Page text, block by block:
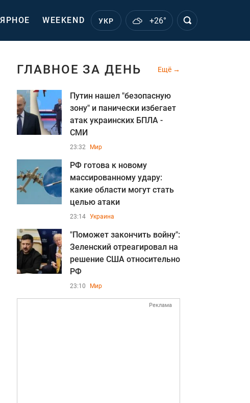
WEEKEND УКР +26°
ГЛАВНОЕ ЗА ДЕНЬ Ещё
Путин нашел "безопасную
зону" и панически избегает
атак украинских БПЛА -
СМИ
23:32 Мир
РФ готова к новому
массированному удару:
какие области могут стать
целью атаки
23:14 Украина
"Поможет закончить войну":
Зеленский отреагировал на
решение США относительно
РФ
23:10 Мир
Реклама